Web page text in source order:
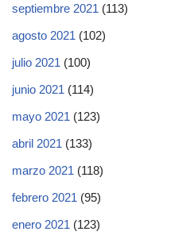
septiembre 2021 (113)
agosto 2021 (102)
julio 2021 (100)
junio 2021 (114)
mayo 2021 (123)
abril 2021 (133)
marzo 2021 (118)
febrero 2021 (95)
enero 2021 (123)